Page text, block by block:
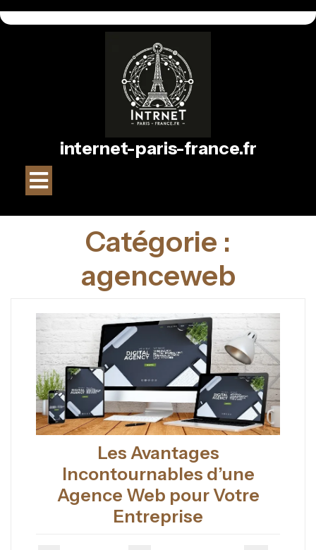
au
internet-paris-france.fr
Ouvrir
Catégorie :
agenceweb
Les Avantages
Incontournables d’une
Agence Web pour Votre
Entreprise